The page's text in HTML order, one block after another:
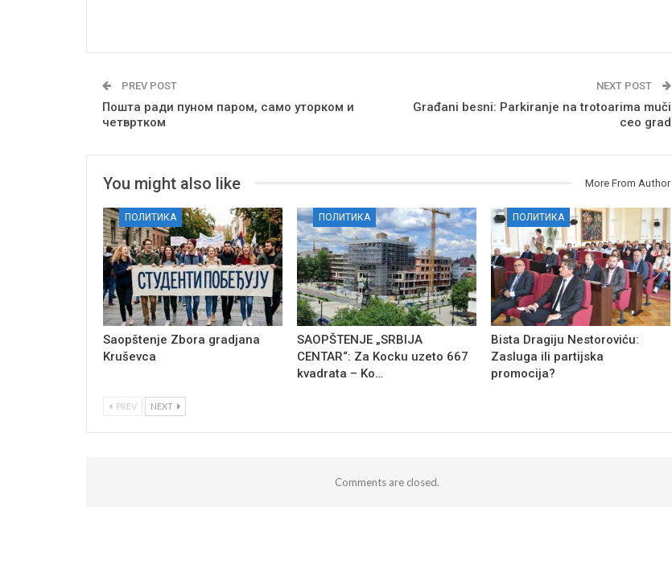
PREV POST
Пошта ради пуном паром, само уторком и
четвртком
NEXT POST
Građani besni: Parkiranje na trotoarima muči
ceo grad
You might also like More From Author
ПОЛИТИКА
Saopštenje Zbora gradjana
Kruševca
ПОЛИТИКА
SAOPŠTENJE „SRBIJA
CENTAR“: Za Kocku uzeto 667
kvadrata – Ko…
ПОЛИТИКА
Bista Dragiju Nestoroviću:
Zasluga ili partijska
promocija?
PREV NEXT
Comments are closed.